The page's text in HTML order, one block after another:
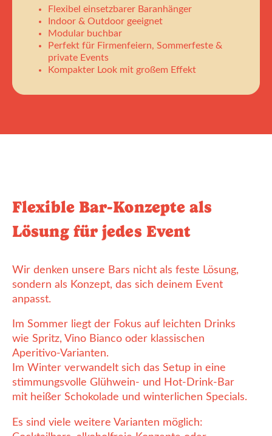
Flexibel einsetzbarer Baranhänger
Indoor & Outdoor geeignet
Modular buchbar
Perfekt für Firmenfeiern, Sommerfeste &
private Events
Kompakter Look mit großem Effekt
Flexible Bar-Konzepte als
Lösung für jedes Event
Wir denken unsere Bars nicht als feste Lösung,
sondern als Konzept, das sich deinem Event
anpasst.
Im Sommer liegt der Fokus auf leichten Drinks
wie Spritz, Vino Bianco oder klassischen
Aperitivo-Varianten.
Im Winter verwandelt sich das Setup in eine
stimmungsvolle Glühwein- und Hot-Drink-Bar
mit heißer Schokolade und winterlichen Specials.
Es sind viele weitere Varianten möglich: